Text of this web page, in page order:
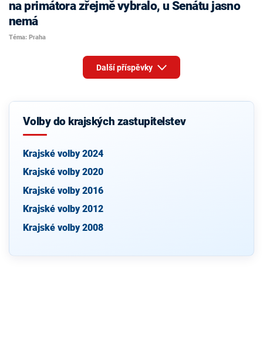
na primátora zřejmě vybralo, u Senátu jasno
nemá
Téma: Praha
Další příspěvky
Volby do krajských zastupitelstev
Krajské volby 2024
Krajské volby 2020
Krajské volby 2016
Krajské volby 2012
Krajské volby 2008